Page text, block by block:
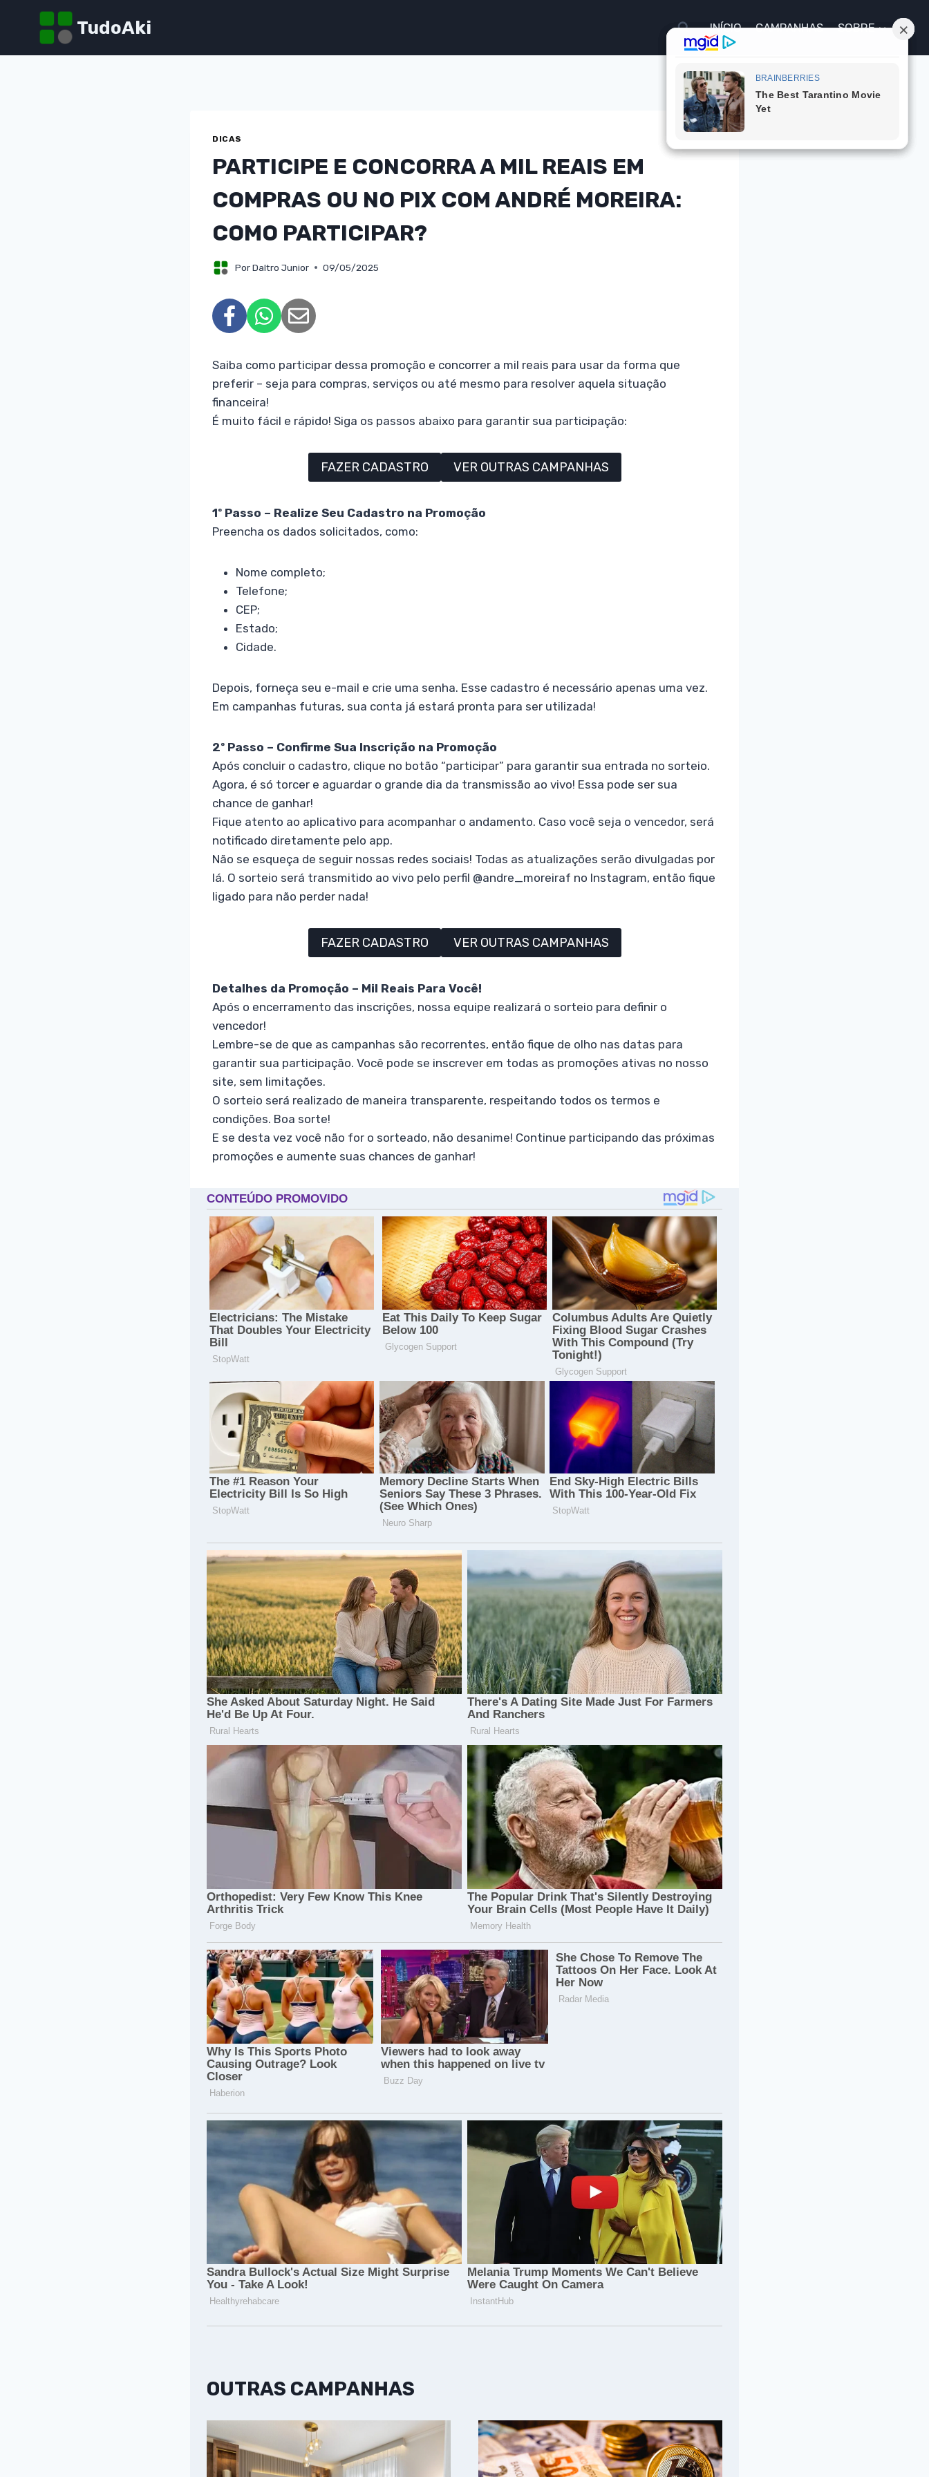
TudoAki INÍCIO CAMPANHAS SOBRE
DICAS
PARTICIPE E CONCORRA A MIL REAIS EM
COMPRAS OU NO PIX COM ANDRÉ MOREIRA:
COMO PARTICIPAR?
PorDaltro Junior 09/05/2025
Saiba como participar dessa promoção e concorrer a mil reais para usar da forma que
preferir – seja para compras, serviços ou até mesmo para resolver aquela situação
financeira!
É muito fácil e rápido! Siga os passos abaixo para garantir sua participação:
FAZER CADASTRO VER OUTRAS CAMPANHAS
1º Passo – Realize Seu Cadastro na Promoção
Preencha os dados solicitados, como:
Nome completo;
Telefone;
CEP;
Estado;
Cidade.
Depois, forneça seu e-mail e crie uma senha. Esse cadastro é necessário apenas uma vez.
Em campanhas futuras, sua conta já estará pronta para ser utilizada!
2º Passo – Confirme Sua Inscrição na Promoção
Após concluir o cadastro, clique no botão “participar” para garantir sua entrada no sorteio.
Agora, é só torcer e aguardar o grande dia da transmissão ao vivo! Essa pode ser sua
chance de ganhar!
Fique atento ao aplicativo para acompanhar o andamento. Caso você seja o vencedor, será
notificado diretamente pelo app.
Não se esqueça de seguir nossas redes sociais! Todas as atualizações serão divulgadas por
lá. O sorteio será transmitido ao vivo pelo perfil @andre_moreiraf no Instagram, então fique
ligado para não perder nada!
FAZER CADASTRO VER OUTRAS CAMPANHAS
Detalhes da Promoção – Mil Reais Para Você!
Após o encerramento das inscrições, nossa equipe realizará o sorteio para definir o
vencedor!
Lembre-se de que as campanhas são recorrentes, então fique de olho nas datas para
garantir sua participação. Você pode se inscrever em todas as promoções ativas no nosso
site, sem limitações.
O sorteio será realizado de maneira transparente, respeitando todos os termos e
condições. Boa sorte!
E se desta vez você não for o sorteado, não desanime! Continue participando das próximas
promoções e aumente suas chances de ganhar!
OUTRAS CAMPANHAS